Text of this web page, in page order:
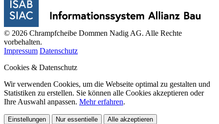
© 2026 Chrampfcheibe Dommen Nadig AG. Alle Rechte
vorbehalten.
Impressum Datenschutz
Cookies & Datenschutz
Wir verwenden Cookies, um die Webseite optimal zu gestalten und
Statistiken zu erstellen. Sie können alle Cookies akzeptieren oder
Ihre Auswahl anpassen. Mehr erfahren.
Einstellungen Nur essentielle Alle akzeptieren